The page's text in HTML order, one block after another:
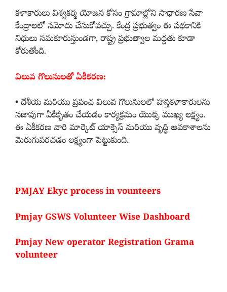
కళాకారులు విశ్వకర్మ యోజన కోసం గ్రామాల్లోని సాధారణ సేవా
కేంద్రాలలో నమోదు చేసుకోవచ్చు. కేంద్ర ప్రభుత్వం ఈ పథకానికి
నిధులు సమకూరుస్తుండగా, రాష్ట్ర ప్రభుత్వాల మద్దతు కూడా
కోరుతోంది.
విలువ గొలుసులతో ఏకీకరణ:
• దేశీయ మరియు ప్రపంచ విలువ గొలుసులలో హస్తకళాకారులను
సజావుగా ఏకీకృతం చేయడం కార్యక్రమం యొక్క ముఖ్య లక్ష్యం.
ఈ ఏకీకరణ వారి మార్కెట్ యాక్సెస్ మరియు వృద్ధి అవకాశాలను
మెరుగుపరచడం లక్ష్యంగా పెట్టుకుంది.
PMJAY Ekyc process in vounteers
Pmjay GSWS Volunteer Wise Dashboard
Pmjay New operator Registration Grama
volunteer